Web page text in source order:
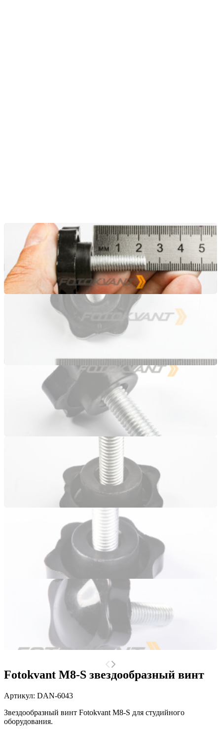
Fotokvant M8-S звездообразный винт
Артикул: DAN-6043
Звездообразный винт Fotokvant M8-S для студийного
оборудования.